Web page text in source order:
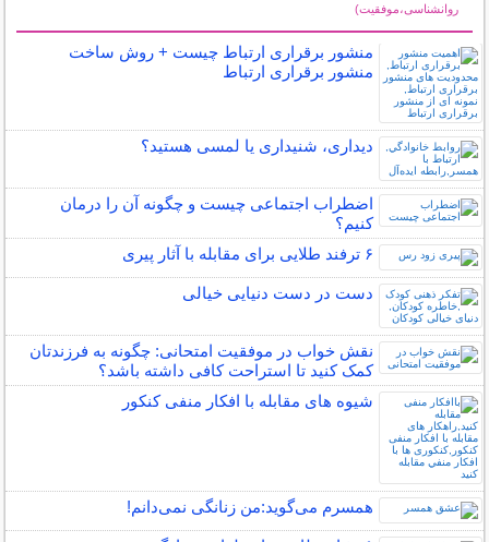
روانشناسی،موفقیت)
منشور برقراری ارتباط چیست + روش ساخت
منشور برقراری ارتباط
دیداری، شنیداری یا لمسی هستید؟
اضطراب اجتماعی چیست و چگونه آن را درمان
کنیم؟
۶ ترفند طلایی برای مقابله با آثار پیری
دست در دست دنیایی خیالی
نقش خواب در موفقیت امتحانی: چگونه به فرزندتان
کمک کنید تا استراحت کافی داشته باشد؟
شیوه های مقابله با افکار منفی کنکور
همسرم می‌گوید:من زنانگی نمی‌دانم!